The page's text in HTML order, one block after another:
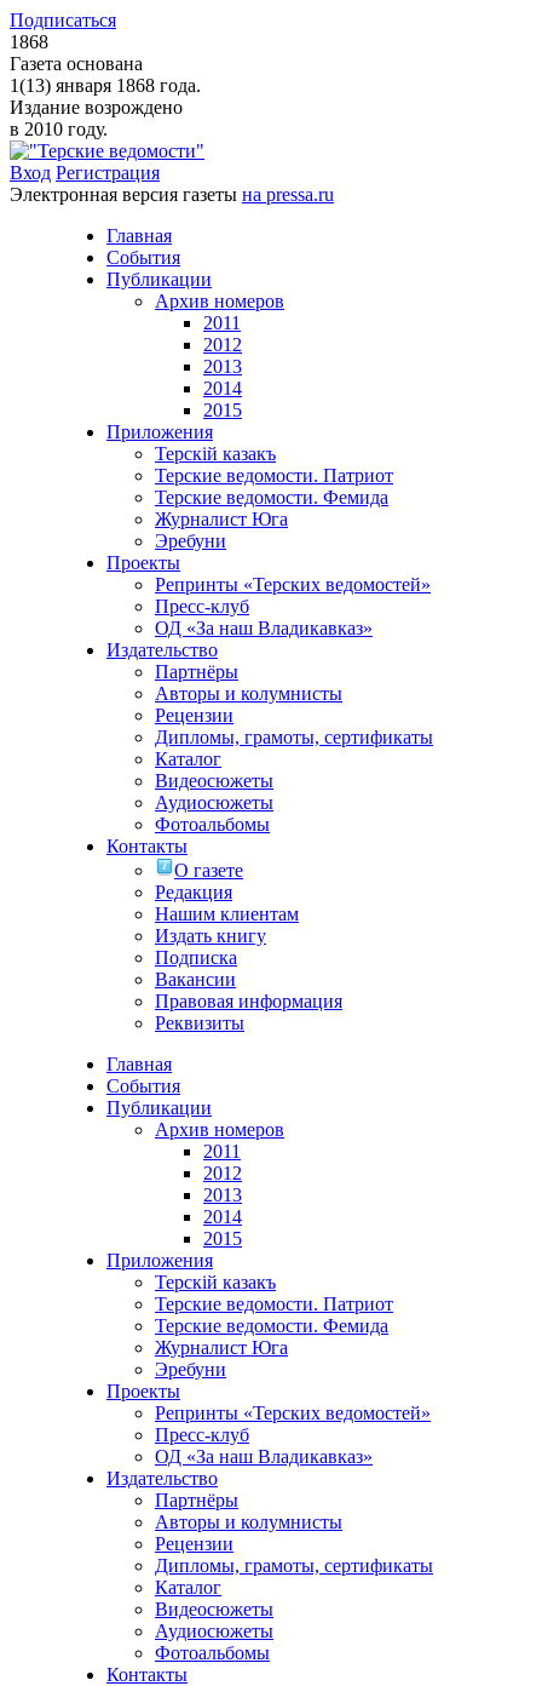
Подписаться
1868
Газета основана
1(13) января 1868 года.
Издание возрождено
в 2010 году.
Вход Регистрация
Электронная версия газеты на pressa.ru
Главная
События
Публикации
Архив номеров
2011
2012
2013
2014
2015
Приложения
Терскiй казакъ
Терские ведомости. Патриот
Терские ведомости. Фемида
Журналист Юга
Эребуни
Проекты
Репринты «Терских ведомостей»
Пресс-клуб
ОД «За наш Владикавказ»
Издательство
Партнёры
Авторы и колумнисты
Рецензии
Дипломы, грамоты, сертификаты
Каталог
Видеосюжеты
Аудиосюжеты
Фотоальбомы
Контакты
О газете
Редакция
Нашим клиентам
Издать книгу
Подписка
Вакансии
Правовая информация
Реквизиты
Главная
События
Публикации
Архив номеров
2011
2012
2013
2014
2015
Приложения
Терскiй казакъ
Терские ведомости. Патриот
Терские ведомости. Фемида
Журналист Юга
Эребуни
Проекты
Репринты «Терских ведомостей»
Пресс-клуб
ОД «За наш Владикавказ»
Издательство
Партнёры
Авторы и колумнисты
Рецензии
Дипломы, грамоты, сертификаты
Каталог
Видеосюжеты
Аудиосюжеты
Фотоальбомы
Контакты